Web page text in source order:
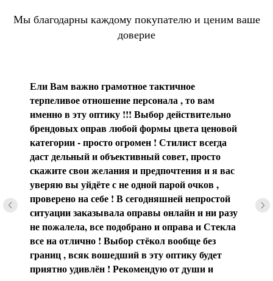
Мы благодарны каждому покупателю и ценим ваше
доверие
Ели Вам важно грамотное тактичное
терпеливое отношение персонала , то вам
именно в эту оптику !!! Выбор действительно
брендовых оправ любой формы цвета ценовой
категории - просто огромен ! Стилист всегда
даст дельный и объективный совет, просто
скажите свои желания и предпочтения и я вас
уверяю вы уйдёте с не одной парой очков ,
проверено на себе ! В сегодняшней непростой
ситуации заказывала оправы онлайн и ни разу
не пожалела, все подобрано и оправа и Стекла
все на отлично ! Выбор стёкол вообще без
границ , всяк вошедший в эту оптику будет
приятно удивлён ! Рекомендую от души и